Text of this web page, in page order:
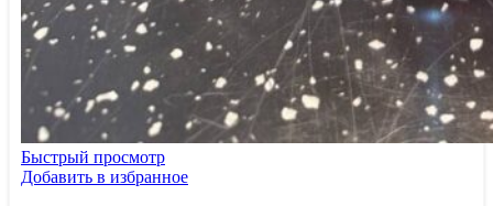
Быстрый просмотр
Добавить в избранное